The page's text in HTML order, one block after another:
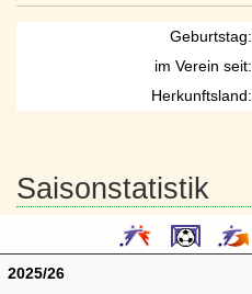
Geburtstag:
im Verein seit:
Herkunftsland:
Saisonstatistik
2025/26